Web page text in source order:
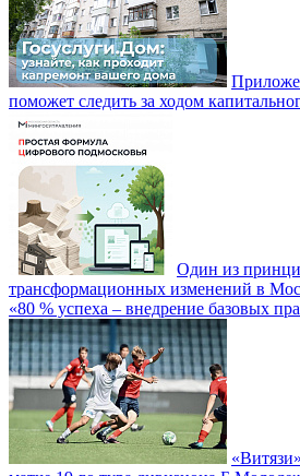
поможет следить за ходом
Один из
трансформационных изменений в
«80 % успеха – внедрение базовых